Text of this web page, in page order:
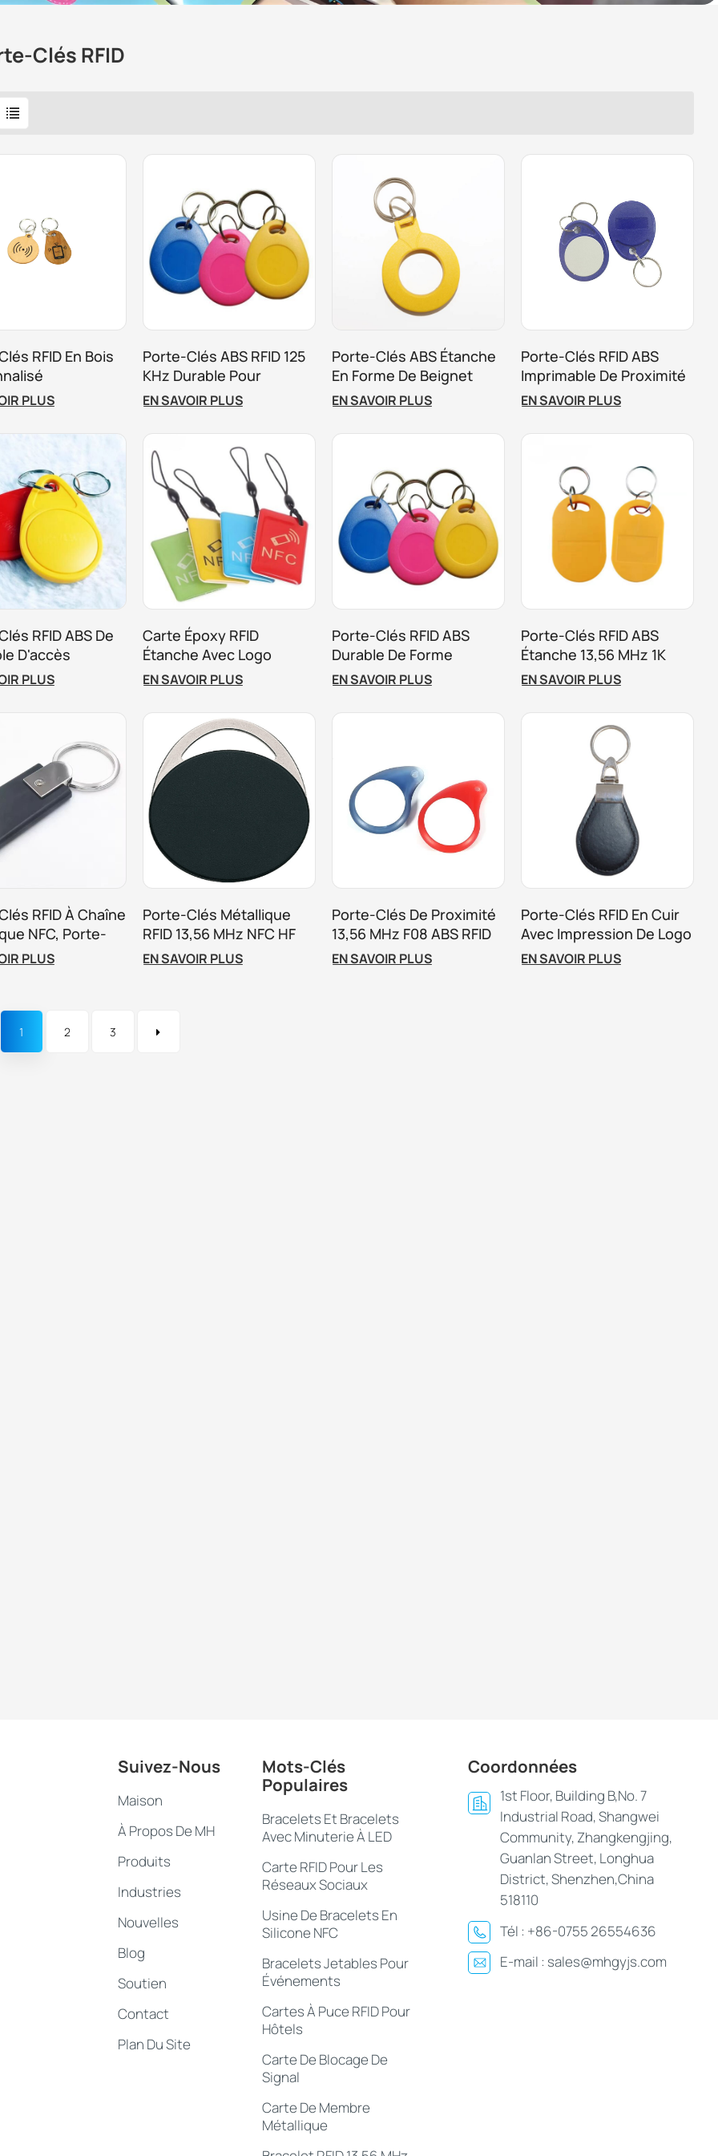
Clés RFID
RFID En Bois
PLUS
Porte-Clés ABS RFID 125
KHz Durable Pour
Solution De Contrôle
EN SAVOIR PLUS
Porte-Clés ABS Étanche
En Forme De Beignet
Pour Le Contrôle D'accès
EN SAVOIR PLUS
Porte-Clés RFID ABS
Imprimable De Proximité
125 KHz Personnalisé
EN SAVOIR PLUS
RFID ABS De
D'accès
TK4100
PLUS
Carte Époxy RFID
Étanche Avec Logo
Personnalisé Pour Le
EN SAVOIR PLUS
Porte-Clés RFID ABS
Durable De Forme
Personnalisée Pour Le
EN SAVOIR PLUS
Porte-Clés RFID ABS
Étanche 13,56 MHz 1K
Pour Contrôle D'accès
EN SAVOIR PLUS
RFID À Chaîne
NFC, Porte-
RFID Pour
PLUS
Porte-Clés Métallique
RFID 13,56 MHz NFC HF
Pour Contrôle D'accès
EN SAVOIR PLUS
Porte-Clés De Proximité
13,56 MHz F08 ABS RFID
Pour Contrôle D'accès
EN SAVOIR PLUS
Porte-Clés RFID En Cuir
Avec Impression De Logo
EN SAVOIR PLUS
1 2 3
Coordonnées
1st Floor, Building B,No. 7
Industrial Road, Shangwei
Community, Zhangkengjing,
Guanlan Street, Longhua
District, Shenzhen,China
518110
Tél : +86-0755 26554636
E-mail : sales@mhgyjs.com
Mots-Clés
Populaires
Bracelets Et Bracelets
Avec Minuterie À LED
Carte RFID Pour Les
Réseaux Sociaux
Usine De Bracelets En
Silicone NFC
Bracelets Jetables Pour
Événements
Cartes À Puce RFID Pour
Hôtels
Carte De Blocage De
Signal
Carte De Membre
Métallique
Suivez-Nous
Maison
À Propos De MH
Produits
Industries
Nouvelles
Blog
Soutien
Contact
Plan Du Site